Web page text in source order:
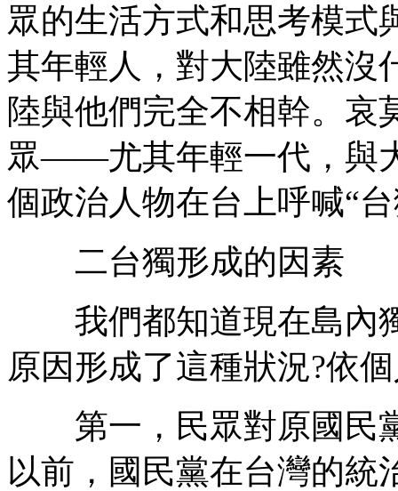
眾的生活方式和思考模
其年輕人，對大陸雖然沒
陸與他們完全不相幹。哀
眾——尤其年輕一代，與
個政治人物在台上呼喊“
二台獨形成的因素
我們都知道現在島內
原因形成了這種狀況?依
第一，民眾對原國民
以前，國民黨在台灣的統